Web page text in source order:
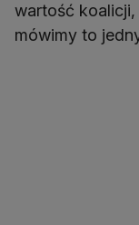
wartość koalicji,
mówimy to